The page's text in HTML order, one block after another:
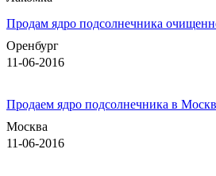
Продам ядро подсолнечника
Оренбург
11-06-2016
Продаем ядро подсолнечника в
Москва
11-06-2016